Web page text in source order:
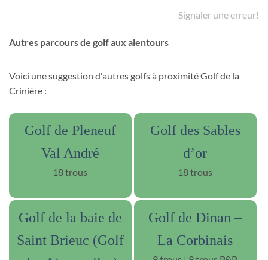
Signaler une erreur!
Autres parcours de golf aux alentours
Voici une suggestion d'autres golfs à proximité Golf de la
Crinière :
Golf de Pleneuf
Val André
18 trous
Golf des Sables
d’or
18 trous
Golf de la baie de
Saint Brieuc (Golf
Golf de Dinan –
La Corbinais